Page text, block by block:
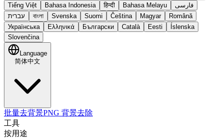
Tiếng Việt
Bahasa Indonesia हिन्दी Bahasa Melayu
فارسی
עברית
বাংলা Svenska Suomi Čeština Magyar
Română
Українська
Ελληνικά Български Català Eesti
Íslenska
Slovenčina
Language
简体中文
批量去背景PNG 背景去除
工具
按用途